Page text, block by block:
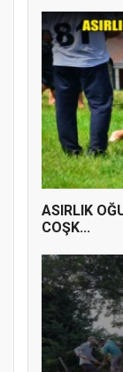
ASIRLIK
COŞK...